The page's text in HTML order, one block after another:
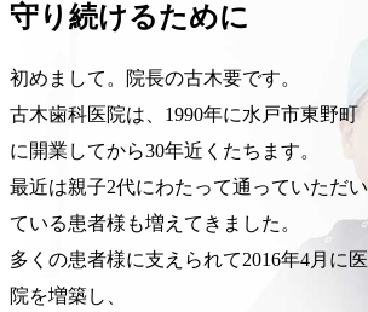
守り続けるために
初めまして。院長の古木要です。
古木歯科医院は、1990年に水戸市東野町
に開業してから30年近くたちます。
最近は親子2代にわたって通っていただい
ている患者様も増えてきました。
多くの患者様に支えられて2016年4月に医
院を増築し、